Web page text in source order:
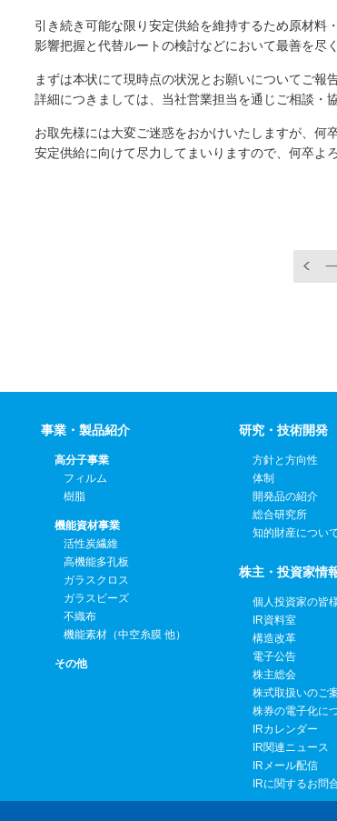
引き続き可能な限り安定供給を維持するため原材料
影響把握と代替ルートの検討などにおいて最善を尽
まずは本状にて現時点の状況とお願いについてご報
詳細につきましては、当社営業担当を通じご相談・
お取先様には大変ご迷惑をおかけいたしますが、何
安定供給に向けて尽力してまいりますので、何卒よ
事業・製品紹介
高分子事業
フィルム
樹脂
機能資材事業
活性炭繊維
高機能多孔板
ガラスクロス
ガラスビーズ
不織布
機能素材（中空糸膜 他）
その他
研究・技術開発
方針と方向性
体制
開発品の紹介
総合研究所
知的財産につい
株主・投資家情
個人投資家の皆
IR資料室
構造改革
電子公告
株主総会
株式取扱いのご
株券の電子化に
IRカレンダー
IR関連ニュース
IRメール配信
IRに関するお問